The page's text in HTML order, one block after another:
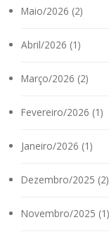
Maio/2026 (2)
Abril/2026 (1)
Março/2026 (2)
Fevereiro/2026 (1)
Janeiro/2026 (1)
Dezembro/2025 (2)
Novembro/2025 (1)